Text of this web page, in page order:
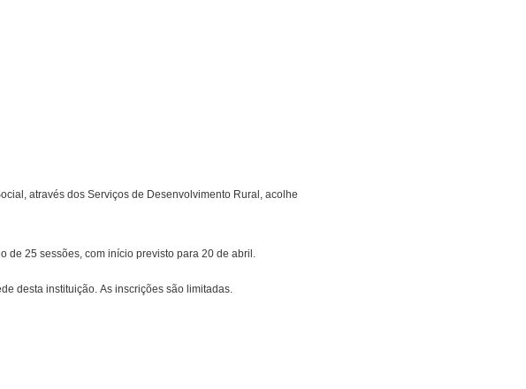
através dos Serviços de Desenvolvimento Rural, acolhe
de 25 sessões, com início previsto para 20 de abril.
desta instituição. As inscrições são limitadas.